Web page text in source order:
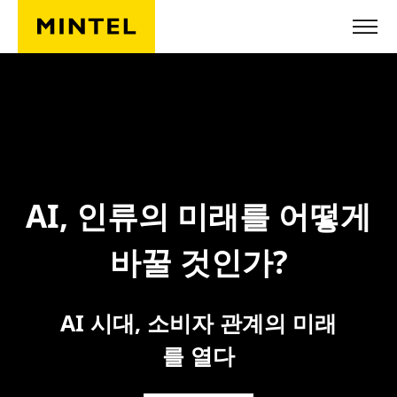
Skip to main content
AI, 인류의 미래를 어떻게
바꿀 것인가?
AI 시대, 소비자 관계의 미래
를 열다